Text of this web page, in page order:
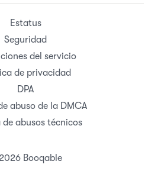
Booqable
Estatus
Seguridad
del servicio
de privacidad
DPA
abuso de la DMCA
de abusos técnicos